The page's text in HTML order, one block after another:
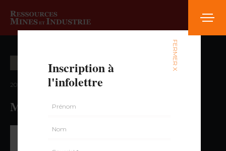
EXPLORATION MINIÈRE
2023 — volume 8, numéro 1
Mines et projets miniers au Québec
FERMER X
Inscription à
l'infolettre